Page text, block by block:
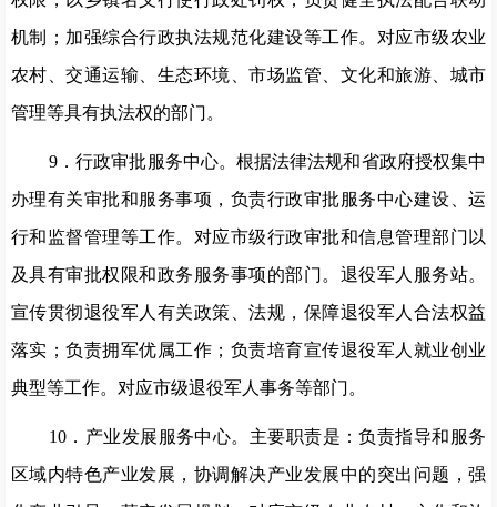
机制；加强综合行政执法规范化建设等工作。对应市级农业
农村、交通运输、生态环境、市场监管、文化和旅游、城市
管理等具有执法权的部门。
9 ．行政审批服务中心。根据法律法规和省政府授权集中
办理有关审批和服务事项，负责行政审批服务中心建设、运
行和监督管理等工作。对应市级行政审批和信息管理部门以
及具有审批权限和政务服务事项的部门。 退役军人服务站。
宣传贯彻退役军人有关政策、法规，保障退役军人合法权益
落实；负责拥军优属工作；负责培育宣传退役军人就业创业
典型等工作。对应市级退役军人事务等部门。
10 ．产业发展服务中心。 主要职责是：负责指导和服务
区域内特色产业发展，协调解决产业发展中的突出问题，强